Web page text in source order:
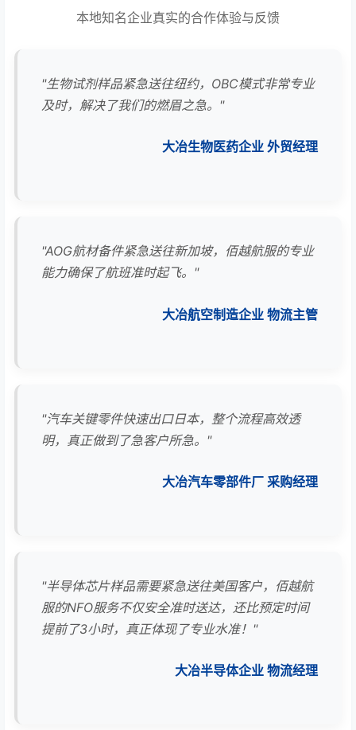
本地知名企业真实的合作体验与反馈
"生物试剂样品紧急送往纽约，OBC模式非常专业
及时，解决了我们的燃眉之急。"
大冶生物医药企业 外贸经理
"AOG航材备件紧急送往新加坡，佰越航服的专业
能力确保了航班准时起飞。"
大冶航空制造企业 物流主管
"汽车关键零件快速出口日本，整个流程高效透
明，真正做到了急客户所急。"
大冶汽车零部件厂 采购经理
"半导体芯片样品需要紧急送往美国客户，佰越航
服的NFO服务不仅安全准时送达，还比预定时间
提前了3小时，真正体现了专业水准！"
大冶半导体企业 物流经理